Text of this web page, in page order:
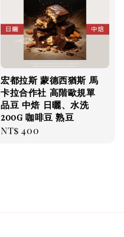
宏都拉斯 蒙德西猶斯 馬
卡拉合作社 高階歐規單
品豆 中焙 日曬、水洗
200g 咖啡豆 熟豆
Regular
NT$ 400